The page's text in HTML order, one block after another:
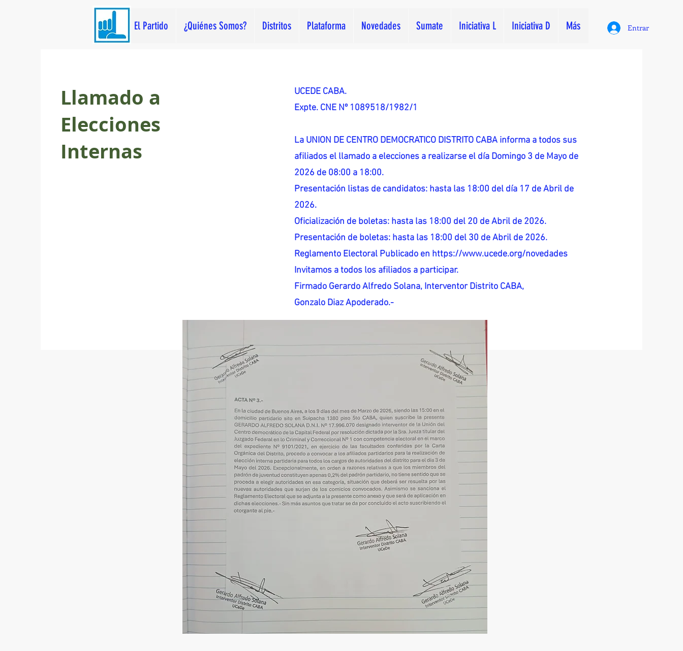
El Partido ¿Quiénes Somos? Distritos Plataforma Novedades Sumate Iniciativa L Iniciativa D Más Entrar
Llamado a
Elecciones
Internas
UCEDE CABA.
Expte. CNE Nº 1089518/1982/1
La UNION DE CENTRO DEMOCRATICO DISTRITO CABA informa a todos sus
afiliados el llamado a elecciones a realizarse el día Domingo 3 de Mayo de
2026 de 08:00 a 18:00.
Presentación listas de candidatos: hasta las 18:00 del día 17 de Abril de
2026.
Oficialización de boletas: hasta las 18:00 del 20 de Abril de 2026.
Presentación de boletas: hasta las 18:00 del 30 de Abril de 2026.
Reglamento Electoral Publicado en https://www.ucede.org/novedades
Invitamos a todos los afiliados a participar.
Firmado Gerardo Alfredo Solana, Interventor Distrito CABA,
Gonzalo Diaz Apoderado.-